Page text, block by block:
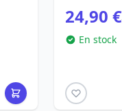
24,90 €
En stock